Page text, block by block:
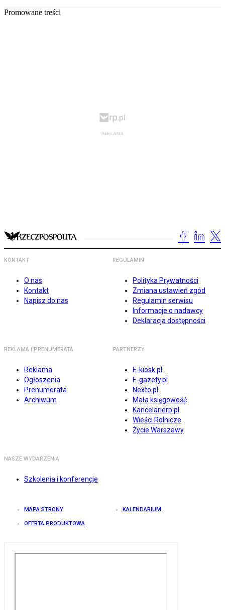
Promowane treści
KONTAKT
O nas
Kontakt
Napisz do nas
REGULAMIN
Polityka Prywatności
Zmiana ustawień zgód
Regulamin serwisu
Informacje o nadawcy
Deklaracja dostępności
REKLAMA I PRENUMERATA
Reklama
Ogłoszenia
Prenumerata
Archiwum
PARTNERZY
E-kiosk.pl
E-gazety.pl
Nexto.pl
Mała księgowość
Kancelarierp.pl
Wieści Rolnicze
Życie Warszawy
NASZE WYDARZENIA
Szkolenia i konferencje
MAPA STRONY KALENDARIUM
OFERTA PRODUKTOWA